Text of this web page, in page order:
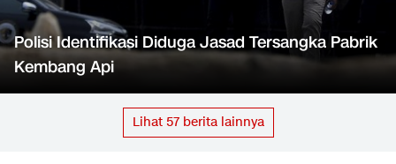
Polisi Identifikasi Diduga Jasad Tersangka Pabrik
Kembang Api
Lihat 57berita lainnya